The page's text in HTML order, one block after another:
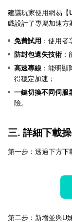
建議玩家使用網易【
戲設計了專屬加速方
免費試用 ：使用
防封包遺失技術
高速專線 ：能明
得穩定加速；
一鍵切換不同伺服
險。
三. 詳細下載
第一步：透過下方下
第二步：新增並與U